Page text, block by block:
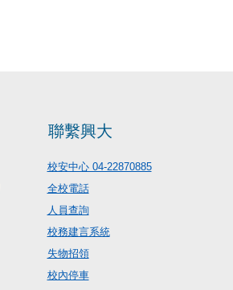
聯繫興大
校安中心 04-22870885
全校電話
人員查詢
校務建言系統
失物招領
校內停車